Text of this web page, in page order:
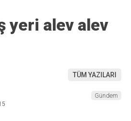
yeri alev alev
TÜM YAZILARI
Gündem